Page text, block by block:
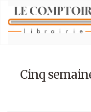
Cinq